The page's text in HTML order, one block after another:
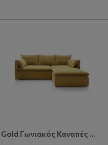
Gold Γωνιακός Καναπές Με Κρεβάτι Και Αποθηκευτικό Χώρο